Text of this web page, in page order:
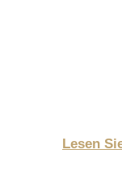
Lesen